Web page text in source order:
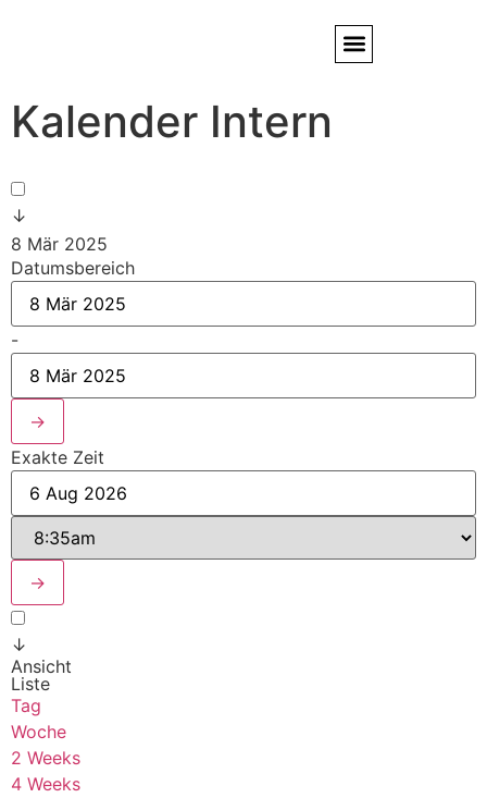
Kalender Intern
↓
8 Mär 2025
Datumsbereich
-
→
Exakte Zeit
→
↓
Ansicht
Liste
Tag
Woche
2 Weeks
4 Weeks